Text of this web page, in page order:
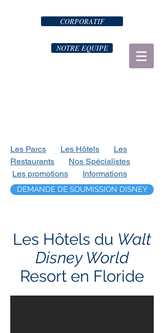
CORPORATIF
NOTRE EQUIPE
Les Parcs Les Hôtels
Les
Restaurants
Nos Spécialistes
Les promotions Informations
DEMANDE DE SOUMISSION DISNEY
Les Hôtels du Walt
Disney World
Resort en Floride